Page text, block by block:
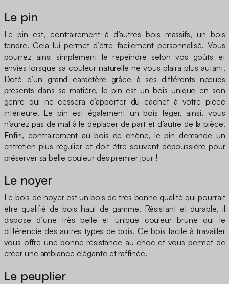
Le pin
Le pin est, contrairement à d’autres bois massifs, un bois
tendre. Cela lui permet d’être facilement personnalisé. Vous
pourrez ainsi simplement le repeindre selon vos goûts et
envies lorsque sa couleur naturelle ne vous plaira plus autant.
Doté d’un grand caractère grâce à ses différents nœuds
présents dans sa matière, le pin est un bois unique en son
genre qui ne cessera d’apporter du cachet à votre pièce
intérieure. Le pin est également un bois léger, ainsi, vous
n’aurez pas de mal à le déplacer de part et d’autre de la pièce.
Enfin, contrairement au bois de chêne, le pin demande un
entretien plus régulier et doit être souvent dépoussiéré pour
préserver sa belle couleur dès premier jour !
Le noyer
Le bois de noyer est un bois de très bonne qualité qui pourrait
être qualifié de bois haut de gamme. Résistant et durable, il
dispose d’une très belle et unique couleur brune qui le
différencie des autres types de bois. Ce bois facile à travailler
vous offre une bonne résistance au choc et vous permet de
créer une ambiance élégante et raffinée.
Le peuplier